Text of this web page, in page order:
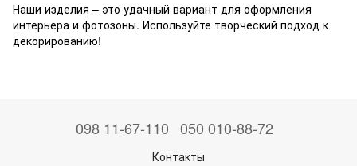
Наши изделия – это удачный вариант для оформления
интерьера и фотозоны. Используйте творческий подход к
декорированию!
098 11-67-110 050 010-88-72
Контакты